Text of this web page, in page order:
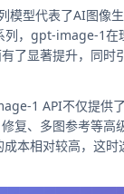
型代表了AI图像
列，gpt-image-1在
了显著提升，同时
1 API不仅提供
复、多图参考等高
本相对较高，这时